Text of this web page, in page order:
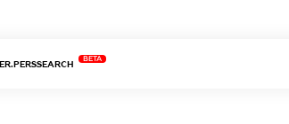
BETA